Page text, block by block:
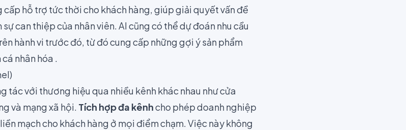
cấp hỗ trợ tức thời cho khách hàng, giúp giải quyết vấn đề
can thiệp của nhân viên. AI cũng có thể dự đoán nhu cầu
hành vi trước đó, từ đó cung cấp những gợi ý sản phẩm
nhân hóa .
tác với thương hiệu qua nhiều kênh khác nhau như cửa
và mạng xã hội. Tích hợp đa kênhcho phép doanh nghiệp
mạch cho khách hàng ở mọi điểm chạm. Việc này không